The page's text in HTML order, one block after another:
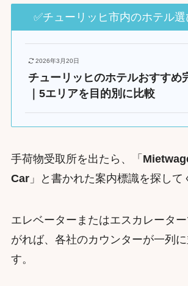
✅チューリッヒ市内のホテル選
2026年3月20日
チューリッヒのホテルおすすめ
｜5エリアを目的別に比較
手荷物受取所を出たら、「
Car」と書かれた案内標識を探して
エレベーターまたはエスカレータ
がれば、各社のカウンターが一列
す。